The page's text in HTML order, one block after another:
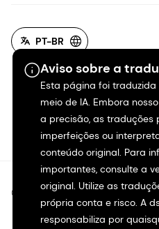
Aviso sobre a
Esta página foi
meio de IA. Embora
a precisão, as traduções
imperfeições ou
conteúdo original. Para
importantes, consulte a
original. Utilize as
própria conta e risco. A
responsabiliza por
PT-BR
©2026 dsm-firmenich.